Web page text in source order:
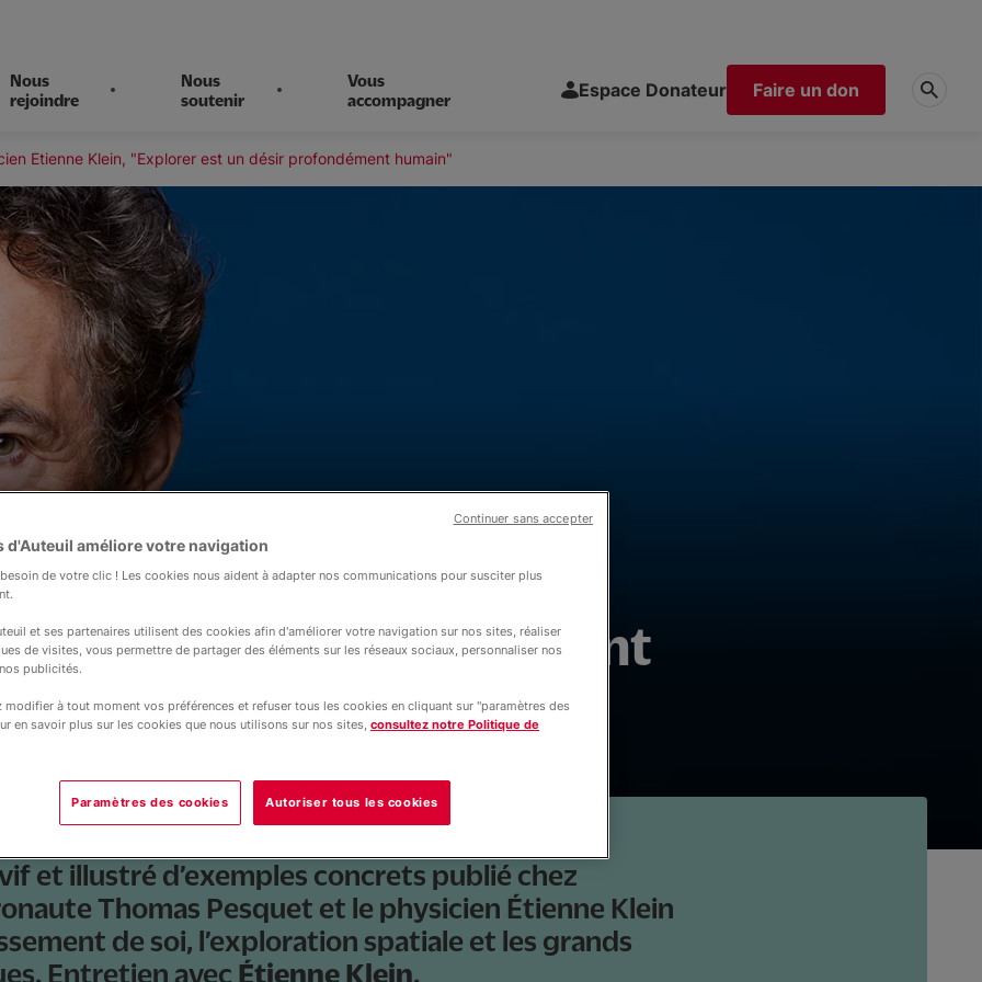
Nous
rejoindre
Nous
soutenir
Vous
accompagner
Espace Donateur Faire un don
Etienne Klein, "Explorer est un désir profondément humain"
2025, modifié le 23 novembre 2025
Etienne Klein,
un désir profondément
et illustré d’exemples concrets publié chez
Thomas Pesquet et le physicien Étienne Klein
de soi, l’exploration spatiale et les grands
Entretien avec Étienne Klein.
d'Auteuil améliore votre navigation
de votre clic ! Les cookies nous aident à adapter nos communications pour susciter plus
et ses partenaires utilisent des cookies afin d'améliorer votre navigation sur nos sites, réaliser
de visites, vous permettre de partager des éléments sur les réseaux sociaux, personnaliser nos
publicités.
modifier à tout moment vos préférences et refuser tous les cookies en cliquant sur "paramètres des
en savoir plus sur les cookies que nous utilisons sur nos sites, consultez notre Politique de
Paramètres des cookies Autoriser tous les cookies
Continuer sans accepter